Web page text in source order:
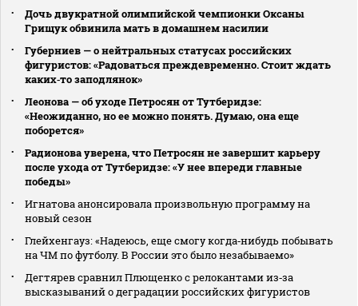
Дочь двукратной олимпийской чемпионки Оксаны
Грищук обвинила мать в домашнем насилии
Губерниев — о нейтральных статусах российских
фигуристов: «Радоваться преждевременно. Стоит ждать
каких‑то заподлянок»
Леонова — об уходе Петросян от Тутберидзе:
«Неожиданно, но ее можно понять. Думаю, она еще
поборется»
Радионова уверена, что Петросян не завершит карьеру
после ухода от Тутберидзе: «У нее впереди главные
победы»
Игнатова анонсировала произвольную программу на
новый сезон
Глейхенгауз: «Надеюсь, еще смогу когда‑нибудь побывать
на ЧМ по футболу. В России это было незабываемо»
Дегтярев сравнил Плющенко с релокантами из‑за
высказываний о деградации российских фигуристов